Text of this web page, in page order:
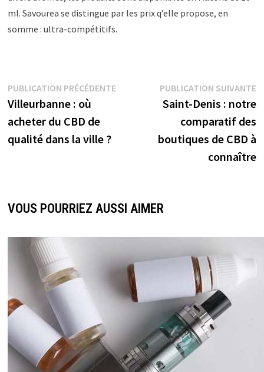
ml. Savourea se distingue par les prix q’elle propose, en
somme : ultra-compétitifs.
PUBLICATION PRÉCÉDENTE
Villeurbanne : où
acheter du CBD de
qualité dans la ville ?
PUBLICATION SUIVANTE
Saint-Denis : notre
comparatif des
boutiques de CBD à
connaître
VOUS POURRIEZ AUSSI AIMER